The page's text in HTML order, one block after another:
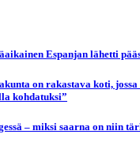
Espanjan lähetti
on rakastava koti,
kohdatuksi”
– miksi saarna on niin